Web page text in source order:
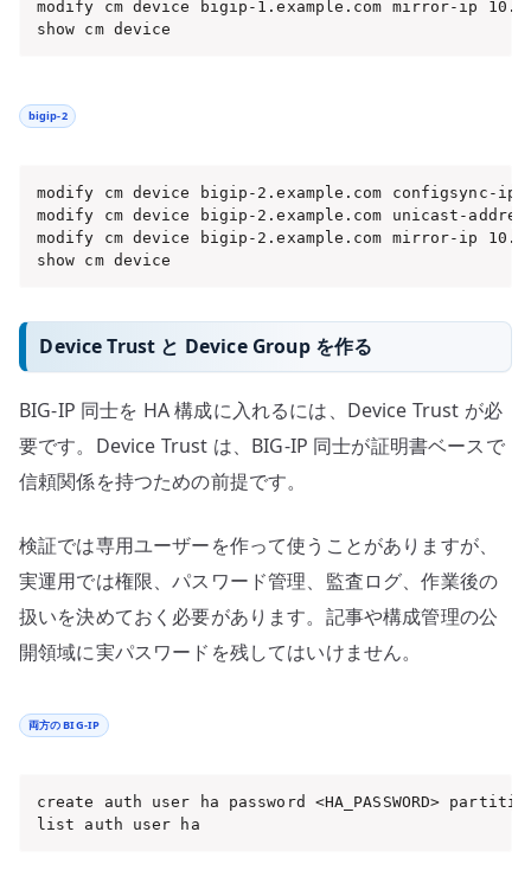
modify cm device bigip-1.example.com mirror-ip
show cm device
bigip-2
modify cm device bigip-2.example.com configsync-ip
modify cm device bigip-2.example.com unicast-
modify cm device bigip-2.example.com mirror-ip
show cm device
Device Trust と Device Group を作る
BIG-IP 同士を HA 構成に入れるには、Device Trust が必
要です。Device Trust は、BIG-IP 同士が証明書ベースで
信頼関係を持つための前提です。
検証では専用ユーザーを作って使うことがありますが、
実運用では権限、パスワード管理、監査ログ、作業後の
扱いを決めておく必要があります。記事や構成管理の公
開領域に実パスワードを残してはいけません。
両方の BIG-IP
create auth user ha password <HA_PASSWORD>
list auth user ha